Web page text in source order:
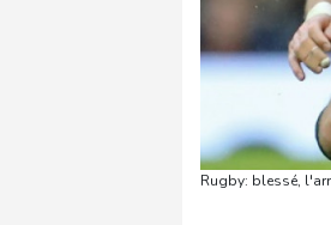
Rugby: blessé,